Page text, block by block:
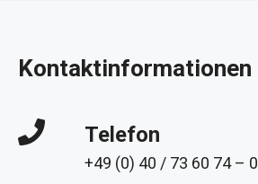
Kontaktinformationen
Telefon
+49 (0) 40 / 73 60 74 – 0